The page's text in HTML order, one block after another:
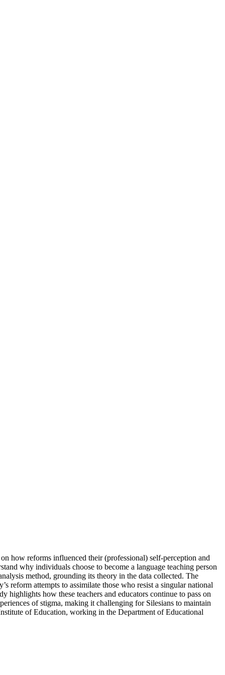
how reforms influenced their (professional) self-perception and
why individuals choose to become a language teaching person
method, grounding its theory in the data collected. The
reform attempts to assimilate those who resist a singular national
highlights how these teachers and educators continue to pass on
of stigma, making it challenging for Silesians to maintain
of Education, working in the Department of Educational